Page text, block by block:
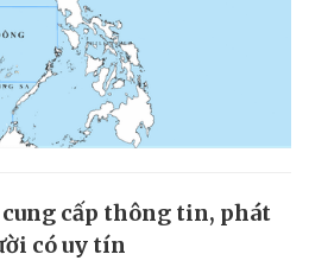
cung cấp thông tin, phát
có uy tín